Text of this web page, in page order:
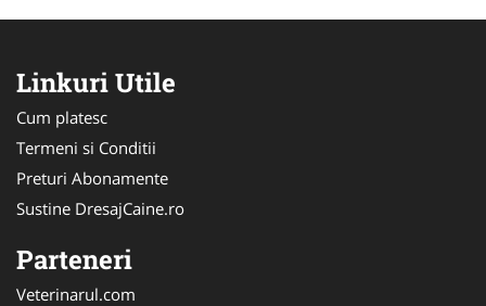
Linkuri Utile
Cum platesc
Termeni si Conditii
Preturi Abonamente
Sustine DresajCaine.ro
Parteneri
Veterinarul.com